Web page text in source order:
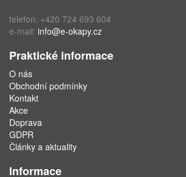
telefon: +420 724 693 604
e-mail: info@e-okapy.cz
Praktické informace
O nás
Obchodní podmínky
Kontakt
Akce
Doprava
GDPR
Články a aktuality
Informace